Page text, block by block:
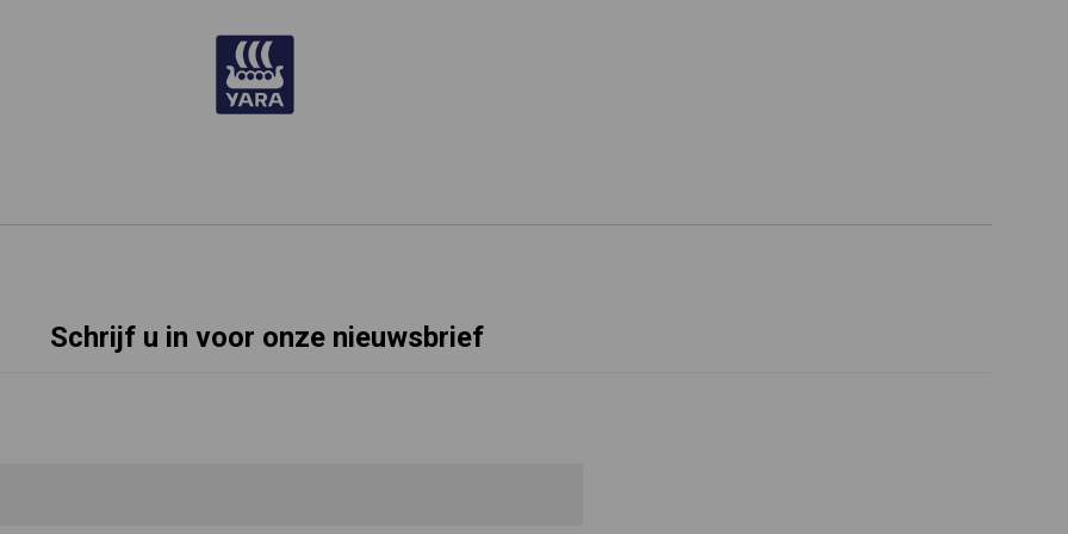
Schrijf u in voor onze nieuwsbrief